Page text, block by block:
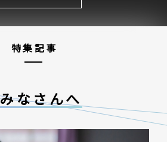
特集記事
なさんへ